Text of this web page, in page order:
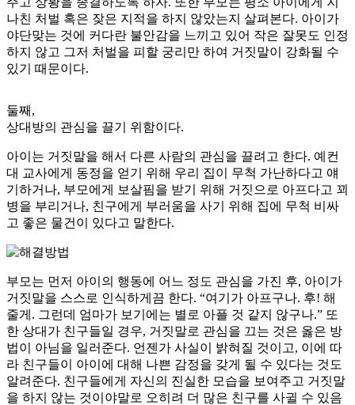
나친 처벌 혹은 잦은 지적을 하지 않았는지 살펴본다. 아이가
야단맞는 것에 커다란 불안감을 느끼고 있어 작은 잘못도 인정
하지 않고 그저 처벌을 피할 궁리만 하여 거짓말이 강화될 수
있기 때문이다.
둘째,
상대방의 관심을 끌기 위함이다.
아이는 거짓말을 해서 다른 사람의 관심을 끌려고 한다. 예컨
대 교사에게 동정을 얻기 위해 우리 집이 무척 가난하다고 얘
기하거나, 부모에게 보살핌을 받기 위해 거짓으로 아프다고 꾀
병을 부리거나, 친구에게 부러움을 사기 위해 집에 무척 비싸
고 좋은 물건이 있다고 말한다.
부모는 먼저 아이의 행동에 어느 정도 관심을 가진 후, 아이가
거짓말을 스스로 인식하게끔 한다. “여기가 아프구나. 후! 해
줄게. 그런데 엄마가 보기에는 별로 아플 것 같지 않구나.” 또
한 상대가 친구들일 경우, 거짓말로 관심을 끄는 것은 옳은 방
법이 아님을 일러준다. 언젠가 사실이 밝혀질 것이고, 이에 따
라 친구들이 아이에 대해 나쁜 감정을 갖게 될 수 있다는 것도
알려준다. 친구들에게 자신의 진실한 모습을 보여주고 거짓말
을 하지 않는 것이야말로 오히려 더 많은 친구를 사귈 수 있음